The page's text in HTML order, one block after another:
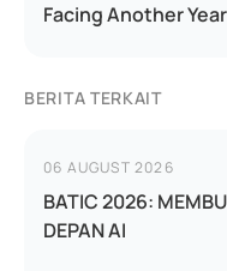
Facing Another
BERITA TERKAIT
06 AUGUST 2026
BATIC 2026:
DEPAN AI